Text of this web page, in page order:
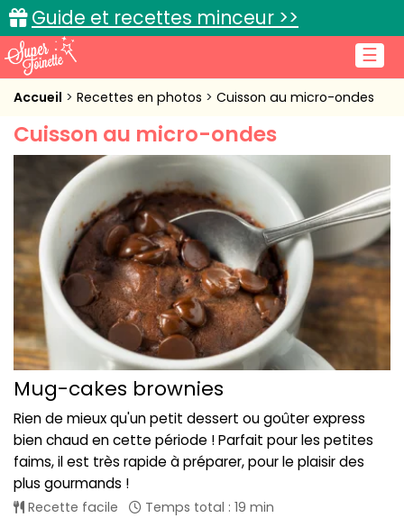
☰
Guide et recettes minceur >>
Accueil
Recettes de cuisine
Cuisine pratique
L'actu cuisine
Connexion
Accueil Recettes en photos Cuisson au micro-ondes
Cuisson au micro-ondes
Mug-cakes brownies
Rien de mieux qu'un petit dessert ou goûter express
bien chaud en cette période ! Parfait pour les petites
faims, il est très rapide à préparer, pour le plaisir des
plus gourmands !
Recette facile Temps total : 19 min